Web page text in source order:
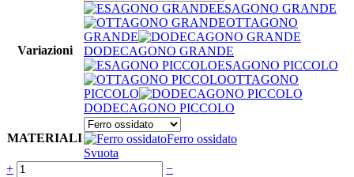
Variazioni
ESAGONO GRANDE
OTTAGONO
GRANDE
DODECAGONO GRANDE
ESAGONO PICCOLO
OTTAGONO
PICCOLO
DODECAGONO PICCOLO
MATERIALI
Ferro ossidato
Svuota
Quantità
+ −